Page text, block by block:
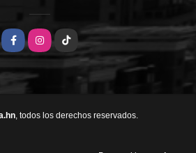
FacebookInstagramTikTok
, todos los derechos reservados.